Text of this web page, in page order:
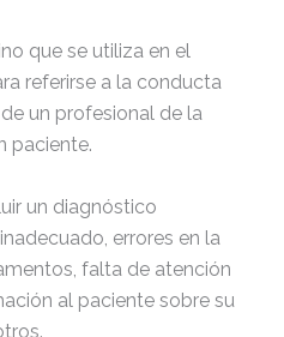
que se utiliza en el
referirse a la conducta
un profesional de la
paciente.
un diagnóstico
errores en la
falta de atención
al paciente sobre su